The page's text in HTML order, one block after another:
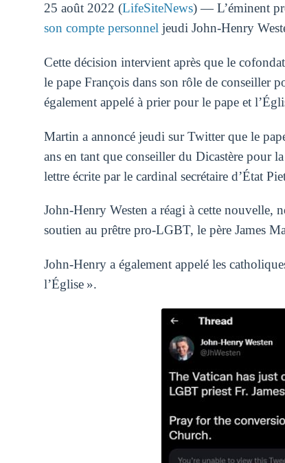
25 août 2022 (LifeSiteNews) — L’éminent
son compte personnel jeudi John-Henry
Cette décision intervient après que le
le pape François dans son rôle de conseiller
également appelé à prier pour le pape et
Martin a annoncé jeudi sur Twitter que le
ans en tant que conseiller du Dicastère pour
lettre écrite par le cardinal secrétaire d’État
John-Henry Westen a réagi à cette nouvelle,
soutien au prêtre pro-LGBT, le père James
John-Henry a également appelé les
l’Église ».